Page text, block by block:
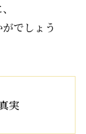
でしょう
実